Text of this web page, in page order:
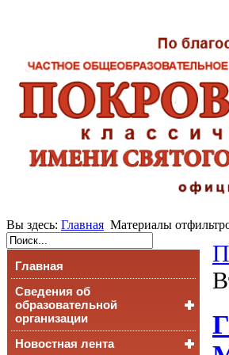
Вы здесь: Главная Материалы
Главная
Сведения об
образовательной
организации
Основные сведения
Новостная лента